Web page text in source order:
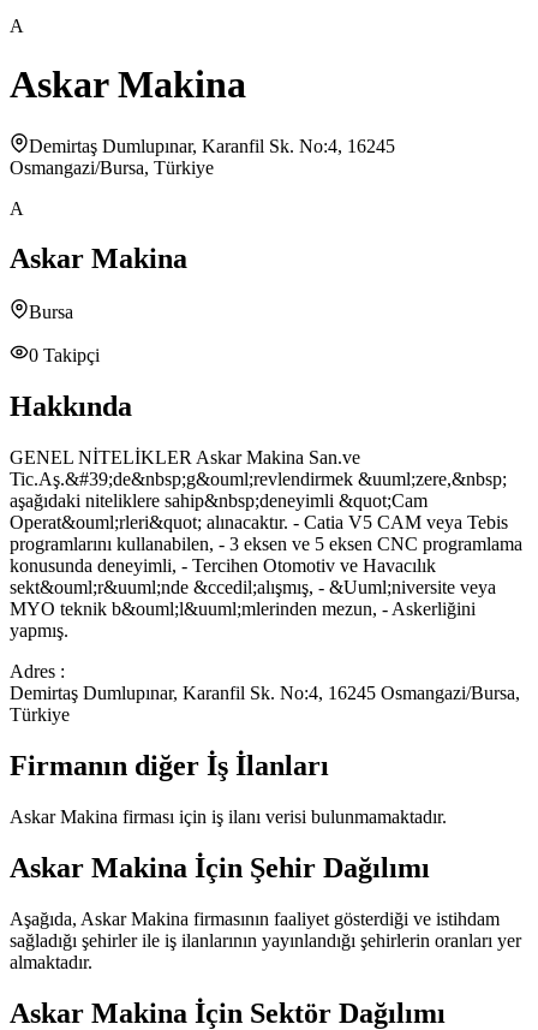
A
Askar Makina
Demirtaş Dumlupınar, Karanfil Sk. No:4, 16245
Osmangazi/Bursa, Türkiye
A
Askar Makina
Bursa
0 Takipçi
Hakkında
GENEL NİTELİKLER Askar Makina San.ve
Tic.Aş.&#39;de&nbsp;g&ouml;revlendirmek &uuml;zere,&nbsp;
aşağıdaki niteliklere sahip&nbsp;deneyimli &quot;Cam
Operat&ouml;rleri&quot; alınacaktır. - Catia V5 CAM veya Tebis
programlarını kullanabilen, - 3 eksen ve 5 eksen CNC programlama
konusunda deneyimli, - Tercihen Otomotiv ve Havacılık
sekt&ouml;r&uuml;nde &ccedil;alışmış, - &Uuml;niversite veya
MYO teknik b&ouml;l&uuml;mlerinden mezun, - Askerliğini
yapmış.
Adres :
Demirtaş Dumlupınar, Karanfil Sk. No:4, 16245 Osmangazi/Bursa,
Türkiye
Firmanın diğer İş İlanları
Askar Makina firması için iş ilanı verisi bulunmamaktadır.
Askar Makina İçin Şehir Dağılımı
Aşağıda, Askar Makina firmasının faaliyet gösterdiği ve istihdam
sağladığı şehirler ile iş ilanlarının yayınlandığı şehirlerin oranları yer
almaktadır.
Askar Makina İçin Sektör Dağılımı